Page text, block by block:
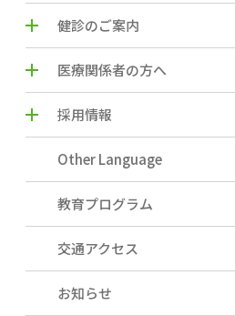
健診のご案内
医療関係者の方へ
採用情報
Other Language
教育プログラム
交通アクセス
お知らせ